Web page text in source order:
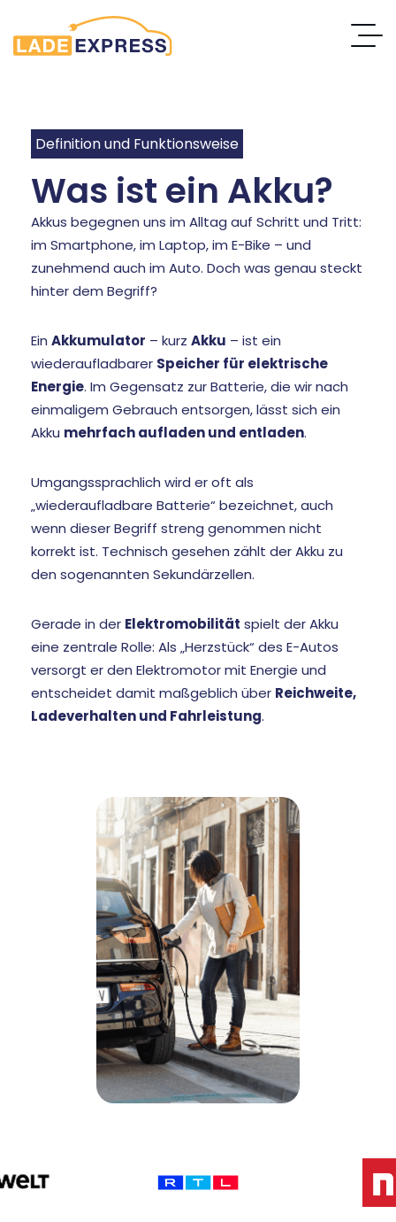
Definition und Funktionsweise
Was ist ein Akku?
Akkus begegnen uns im Alltag auf Schritt und Tritt:
im Smartphone, im Laptop, im E-Bike – und
zunehmend auch im Auto. Doch was genau steckt
hinter dem Begriff?
Ein Akkumulator – kurz Akku – ist ein
wiederaufladbarer Speicher für elektrische
Energie. Im Gegensatz zur Batterie, die wir nach
einmaligem Gebrauch entsorgen, lässt sich ein
Akku mehrfach aufladen und entladen.
Umgangssprachlich wird er oft als
„wiederaufladbare Batterie“ bezeichnet, auch
wenn dieser Begriff streng genommen nicht
korrekt ist. Technisch gesehen zählt der Akku zu
den sogenannten Sekundärzellen.
Gerade in der Elektromobilität spielt der Akku
eine zentrale Rolle: Als „Herzstück“ des E-Autos
versorgt er den Elektromotor mit Energie und
entscheidet damit maßgeblich über Reichweite,
Ladeverhalten und Fahrleistung.